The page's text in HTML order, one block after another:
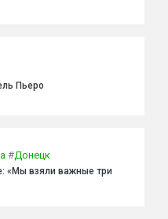
Пьеро
#Донецк
«Мы взяли важные три